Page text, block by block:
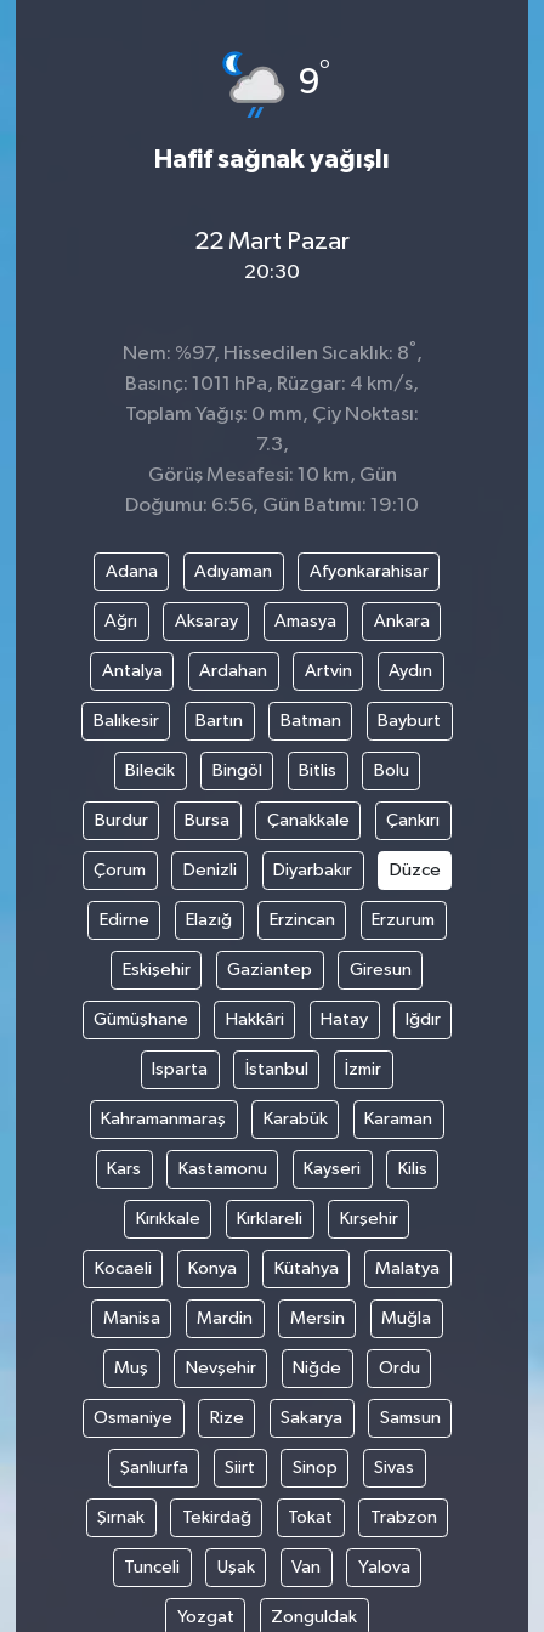
9°
Hafif sağnak yağışlı
22 Mart Pazar
20:30
Nem: %97, Hissedilen Sıcaklık: 8° ,
Basınç: 1011 hPa, Rüzgar: 4 km/s,
Toplam Yağış: 0 mm, Çiy Noktası:
7.3,
Görüş Mesafesi: 10 km, Gün
Doğumu: 6:56, Gün Batımı: 19:10
Adana Adıyaman Afyonkarahisar
Ağrı Aksaray Amasya Ankara
Antalya Ardahan Artvin Aydın
Balıkesir Bartın Batman Bayburt
Bilecik Bingöl Bitlis Bolu
Burdur Bursa Çanakkale Çankırı
Çorum Denizli Diyarbakır Düzce
Edirne Elazığ Erzincan Erzurum
Eskişehir Gaziantep Giresun
Gümüşhane Hakkâri Hatay Iğdır
Isparta İstanbul İzmir
Kahramanmaraş Karabük Karaman
Kars Kastamonu Kayseri Kilis
Kırıkkale Kırklareli Kırşehir
Kocaeli Konya Kütahya Malatya
Manisa Mardin Mersin Muğla
Muş Nevşehir Niğde Ordu
Osmaniye Rize Sakarya Samsun
Şanlıurfa Siirt Sinop Sivas
Şırnak Tekirdağ Tokat Trabzon
Tunceli Uşak Van Yalova
Yozgat Zonguldak
SİVİL TOPLUM
SOSYAL YAŞAM
ULUSAL HABERLER